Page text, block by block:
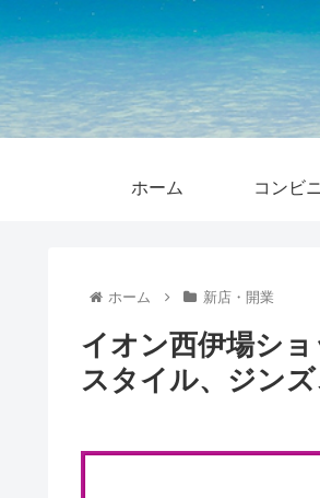
ホーム コンビ
ホーム 新店・開業
イオン西伊場シ
スタイル、ジン